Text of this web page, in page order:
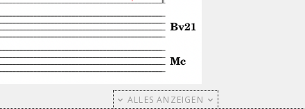
ALLES ANZEIGEN